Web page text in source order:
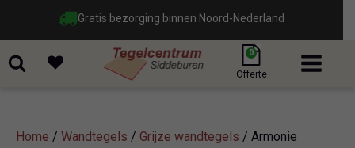
Gratis bezorging binnen Noord-Nederland
0
Offerte
Home / Wandtegels / Grijze wandtegels / Armonie